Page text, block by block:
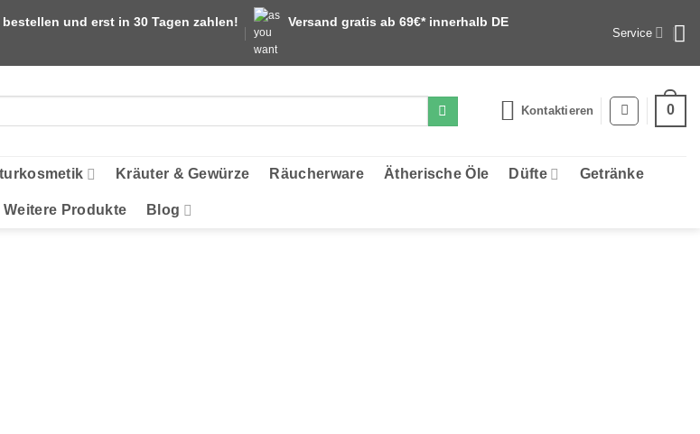
und erst in 30 Tagen zahlen! Versand gratis ab 69€* innerhalb DE
Service
Kontaktieren 0
Kräuter & Gewürze Räucherware Ätherische Öle Düfte Getränke
Weitere Produkte Blog